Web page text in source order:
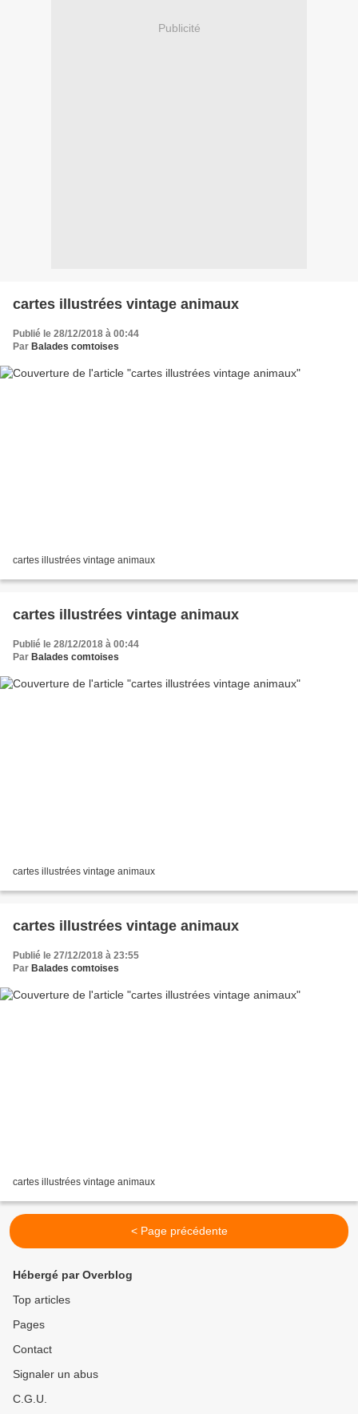
Publicité
cartes illustrées vintage animaux
Publié le 28/12/2018 à 00:44
Par Balades comtoises
cartes illustrées vintage animaux
cartes illustrées vintage animaux
Publié le 28/12/2018 à 00:44
Par Balades comtoises
cartes illustrées vintage animaux
cartes illustrées vintage animaux
Publié le 27/12/2018 à 23:55
Par Balades comtoises
cartes illustrées vintage animaux
< Page précédente
Hébergé par Overblog
Top articles
Pages
Contact
Signaler un abus
C.G.U.